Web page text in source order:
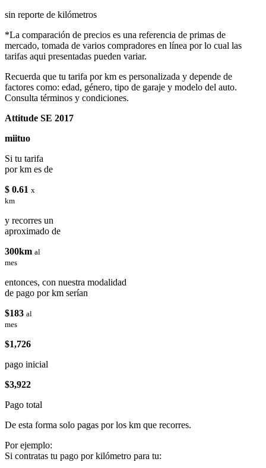
sin reporte de kilómetros
*La comparación de precios es una referencia de primas de
mercado, tomada de varios compradores en línea por lo cual las
tarifas aqui presentadas pueden variar.
Recuerda que tu tarifa por km es personalizada y depende de
factores como: edad, género, tipo de garaje y modelo del auto.
Consulta términos y condiciones.
Attitude SE 2017
miituo
Si tu tarifa
por km es de
$ 0.61 x
km
y recorres un
aproximado de
300km al
mes
entonces, con nuestra modalidad
de pago por km serían
$183 al
mes
$1,726
pago inicial
$3,922
Pago total
De esta forma solo pagas por los km que recorres.
Por ejemplo:
Si contratas tu pago por kilómetro para tu: